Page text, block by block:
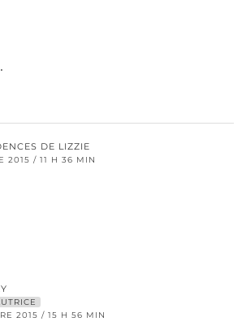
DE LIZZIE
2015 / 11 H 36 MIN
2015 / 15 H 56 MIN